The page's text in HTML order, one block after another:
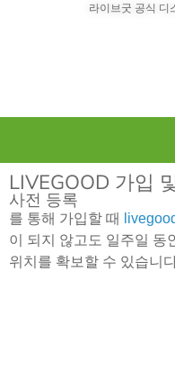
라이브굿 공식 디
LIVEGOOD 가입
사전 등록
를 통해 가입할 때
이 되지 않고도 일주일 동
위치를 확보할 수 있습니